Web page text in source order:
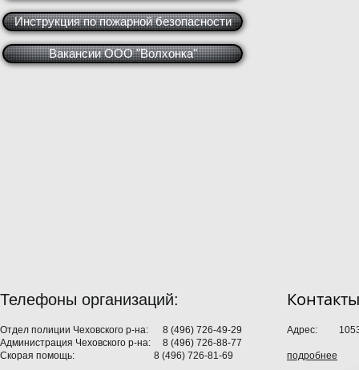
Инструкция по пожарной безопасности
Вакансии ООО "Волхонка"
Телефоны организаций:
Отдел полиции Чеховского р-на: 8 (496) 726-49-29
Администрация Чеховского р-на: 8 (496) 726-88-77
Скорая помощь: 8 (496) 726-81-69
Адрес:
подробнее